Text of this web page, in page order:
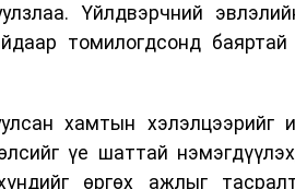
Үйлдвэрчний
томилогдсонд
хамтын хэлэлцээрийг
үе шаттай
өргөх ажлыг